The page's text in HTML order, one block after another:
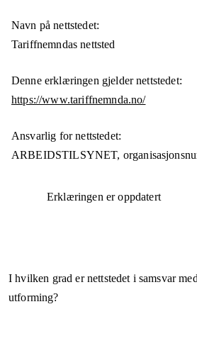
Navn på nettstedet:
Tariffnemndas nettsted
Denne erklæringen gjelder nettstedet:
https://www.tariffnemnda.no/
Ansvarlig for nettstedet:
ARBEIDSTILSYNET,
Erklæringen er oppdatert
I hvilken grad er nettstedet i samsvar
utforming?